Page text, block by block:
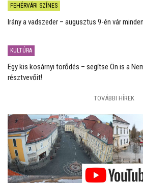
FEHÉRVÁRI SZÍNES
Irány a vadszeder – augusztus 9-én vár
KULTÚRA
Egy kis kosárnyi törődés – segítse Ön is a
résztvevőit!
TOVÁBBI HÍREK